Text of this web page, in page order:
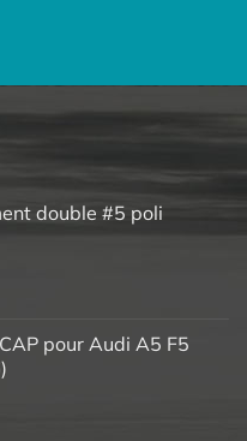
double #5 poli
pour Audi A5 F5